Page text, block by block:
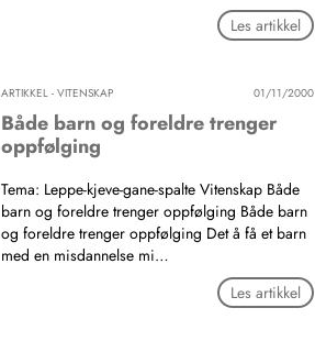
Les artikkel
ARTIKKEL - VITENSKAP 01/11/2000
Både barn og foreldre trenger
oppfølging
Tema: Leppe-kjeve-gane-spalte Vitenskap Både
barn og foreldre trenger oppfølging Både barn
og foreldre trenger oppfølging Det å få et barn
med en misdannelse mi…
Les artikkel